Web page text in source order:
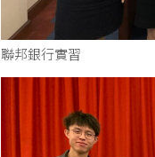
聯邦銀行實習